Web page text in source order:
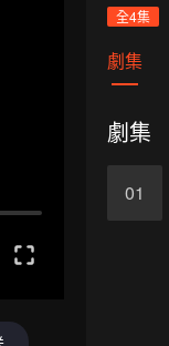
全4集
劇集
劇集
01